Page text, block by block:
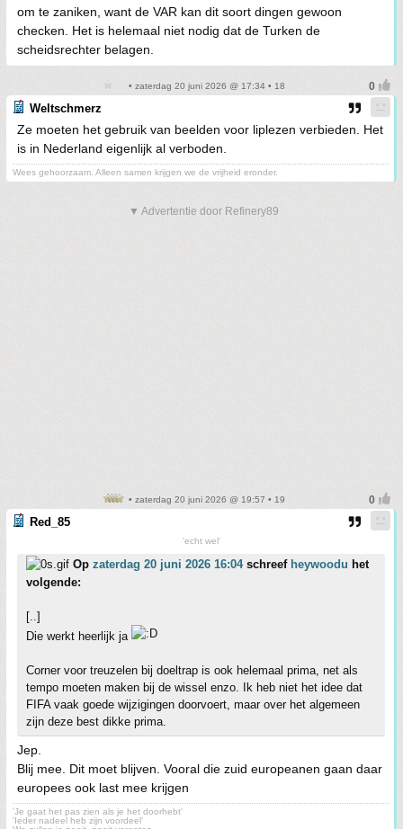
om te zaniken, want de VAR kan dit soort dingen gewoon
checken. Het is helemaal niet nodig dat de Turken de
scheidsrechter belagen.
• zaterdag 20 juni 2026 @ 17:34 • 18
Weltschmerz
Ze moeten het gebruik van beelden voor liplezen verbieden. Het
is in Nederland eigenlijk al verboden.
Wees gehoorzaam. Alleen samen krijgen we de vrijheid eronder.
▼ Advertentie door Refinery89
• zaterdag 20 juni 2026 @ 19:57 • 19
Red_85
'echt wel'
Op zaterdag 20 juni 2026 16:04schreef heywoodu het
volgende:
[..]
Die werkt heerlijk ja
Corner voor treuzelen bij doeltrap is ook helemaal prima, net als
tempo moeten maken bij de wissel enzo. Ik heb niet het idee dat
FIFA vaak goede wijzigingen doorvoert, maar over het algemeen
zijn deze best dikke prima.
Jep.
Blij mee. Dit moet blijven. Vooral die zuid europeanen gaan daar
europees ook last mee krijgen
'Je gaat het pas zien als je het doorhebt'
'Ieder nadeel heb zijn voordeel'